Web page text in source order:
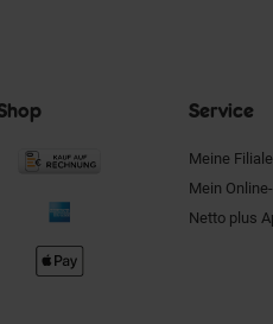
Service
Meine Filiale
Mein
Netto plus